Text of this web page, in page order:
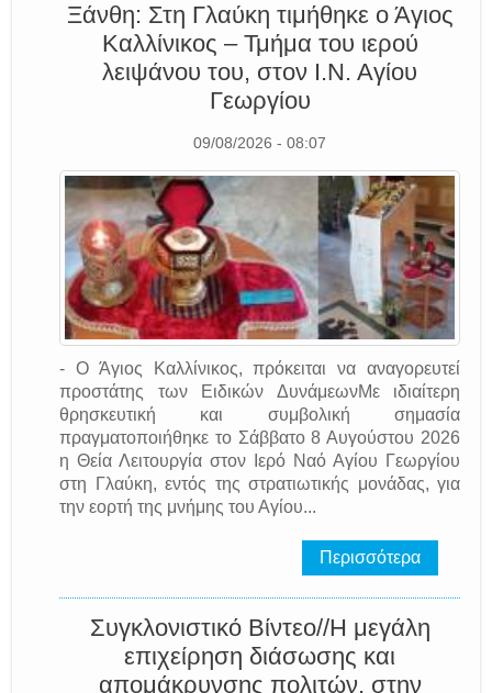
Ξάνθη: Στη Γλαύκη τιμήθηκε ο Άγιος
Καλλίνικος – Τμήμα του ιερού
λειψάνου του, στον Ι.Ν. Αγίου
Γεωργίου
09/08/2026 - 08:07
- Ο Άγιος Καλλίνικος, πρόκειται να αναγορευτεί
προστάτης των Ειδικών ΔυνάμεωνΜε ιδιαίτερη
θρησκευτική και συμβολική σημασία
πραγματοποιήθηκε το Σάββατο 8 Αυγούστου 2026
η Θεία Λειτουργία στον Ιερό Ναό Αγίου Γεωργίου
στη Γλαύκη, εντός της στρατιωτικής μονάδας, για
την εορτή της μνήμης του Αγίου...
Περισσότερα
Συγκλονιστικό Βίντεο//Η μεγάλη
επιχείρηση διάσωσης και
απομάκρυνσης πολιτών, στην